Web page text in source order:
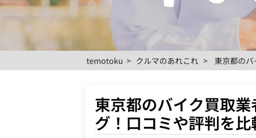
temotoku > クルマのあれこれ > 東京都の
東京都のバイク買取
グ！口コミや評判を比